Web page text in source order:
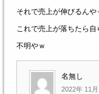
それで売上が伸びるん
これで売上が落ちたら
不明やｗ
名無し
2022年 11月